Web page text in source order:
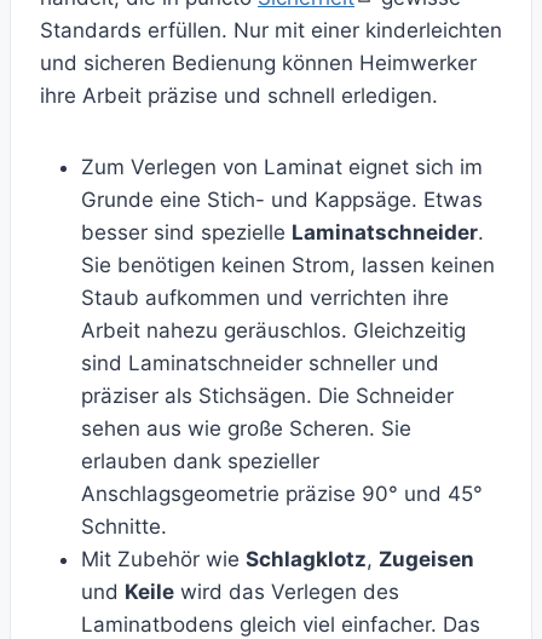
Standards erfüllen. Nur mit einer kinderleichten
und sicheren Bedienung können Heimwerker
ihre Arbeit präzise und schnell erledigen.
Zum Verlegen von Laminat eignet sich im
Grunde eine Stich- und Kappsäge. Etwas
besser sind spezielle Laminatschneider.
Sie benötigen keinen Strom, lassen keinen
Staub aufkommen und verrichten ihre
Arbeit nahezu geräuschlos. Gleichzeitig
sind Laminatschneider schneller und
präziser als Stichsägen. Die Schneider
sehen aus wie große Scheren. Sie
erlauben dank spezieller
Anschlagsgeometrie präzise 90° und 45°
Schnitte.
Mit Zubehör wie Schlagklotz, Zugeisen
und Keile wird das Verlegen des
Laminatbodens gleich viel einfacher. Das